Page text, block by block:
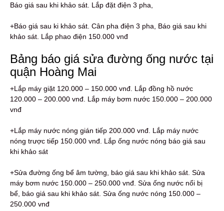
Báo giá sau khi khảo sát. Lắp đặt điện 3 pha,
+Báo giá sau ki khảo sát. Cân pha điện 3 pha, Báo giá sau khi
khảo sát. Lắp phao điện 150.000 vnđ
Bảng báo giá sửa đường ống nước tại
quận Hoàng Mai
+Lắp máy giặt 120.000 – 150.000 vnđ. Lắp đồng hồ nước
120.000 – 200.000 vnđ. Lắp máy bơm nước 150.000 – 200.000
vnđ
+Lắp máy nước nóng gián tiếp 200.000 vnđ. Lắp máy nước
nóng trược tiếp 150.000 vnđ. Lắp ống nước nóng báo giá sau
khi khảo sát
+Sửa đường ống bể âm tường, báo giá sau khi khảo sát. Sửa
máy bơm nước 150.000 – 250.000 vnđ. Sửa ống nước nổi bị
bể, báo giá sau khi khảo sát. Sửa ống nước nóng 150.000 –
250.000 vnđ